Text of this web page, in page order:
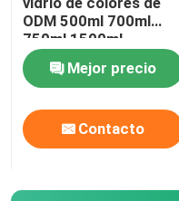
ODM 500ml 700ml
750ml 1500ml
Mejor precio
Contacto